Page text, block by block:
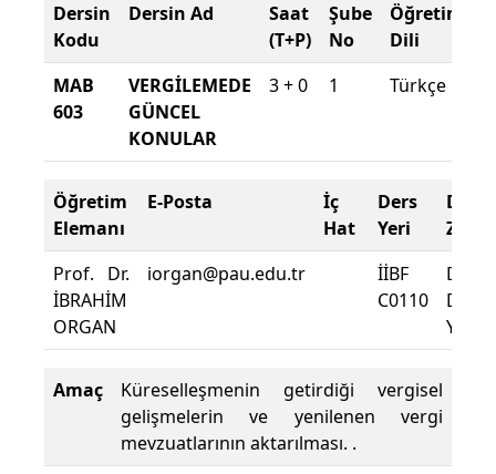
Dersin
Kodu
Dersin Ad
Saat
(T+P)
Şube
No
Öğretim
Dili
MAB
603
VERGİLEMEDE
GÜNCEL
KONULAR
3 + 0 1 Türkçe
Öğretim
Elemanı
E-Posta
İç
Hat
Ders
Yeri
Prof. Dr.
İBRAHİM
ORGAN
iorgan@pau.edu.tr
İİBF
C0110
Amaç
Küreselleşmenin getirdiği vergisel
gelişmelerin ve yenilenen vergi
mevzuatlarının aktarılması. .